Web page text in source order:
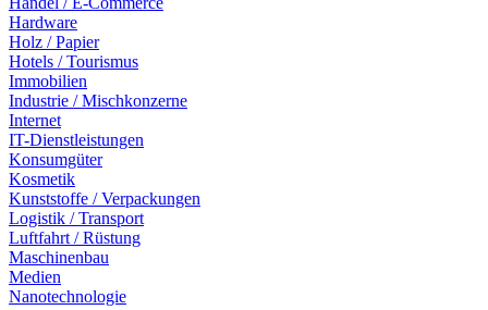
Hardware
Holz / Papier
Hotels / Tourismus
Immobilien
Industrie / Mischkonzerne
Internet
IT-Dienstleistungen
Konsumgüter
Kosmetik
Kunststoffe / Verpackungen
Logistik / Transport
Luftfahrt / Rüstung
Maschinenbau
Medien
Nanotechnologie